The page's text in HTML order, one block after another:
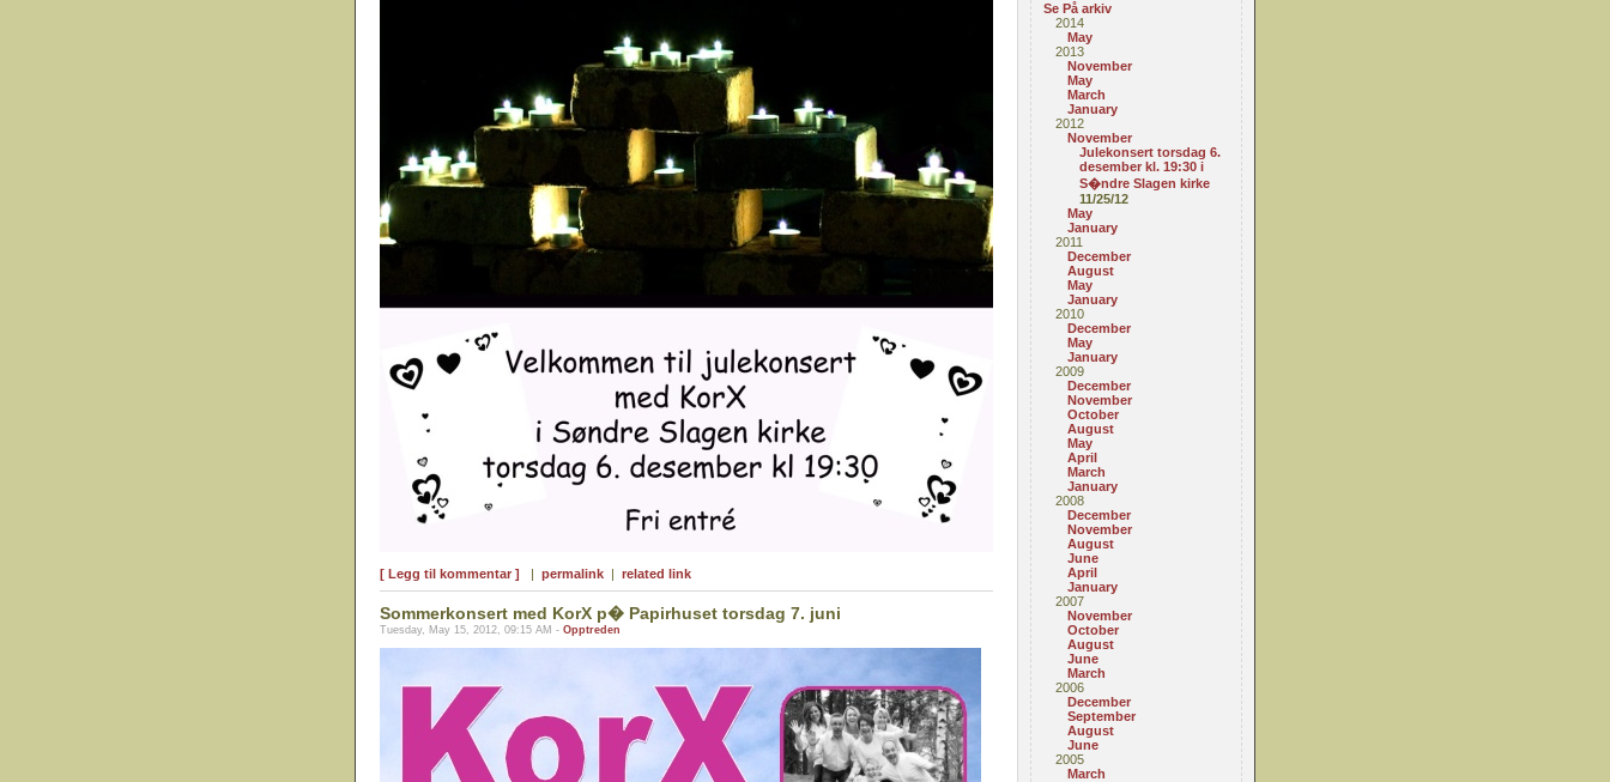
[ Legg til kommentar ] | permalink | related link
Sommerkonsert med KorX p� Papirhuset torsdag 7. juni
Tuesday, May 15, 2012, 09:15 AM - Opptreden
Se På arkiv
2014
May
2013
November
May
March
January
2012
November
Julekonsert torsdag 6.
desember kl. 19:30 i
S�ndre Slagen kirke
11/25/12
May
January
2011
December
August
May
January
2010
December
May
January
2009
December
November
October
August
May
April
March
January
2008
December
November
August
June
April
January
2007
November
October
August
June
March
2006
December
September
August
June
2005
March